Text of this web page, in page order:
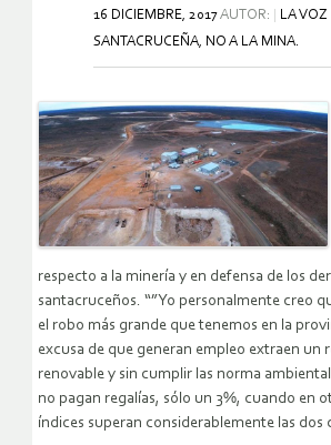
16 DICIEMBRE, 2017AUTOR:
LA VOZ
SANTACRUCEÑA, NO A LA MINA.
respecto a la minería y en defensa de los
santacruceños. “”Yo personalmente creo
el robo más grande que tenemos en la
excusa de que generan empleo extraen un
renovable y sin cumplir las norma
no pagan regalías, sólo un 3%, cuando en
índices superan considerablemente las dos